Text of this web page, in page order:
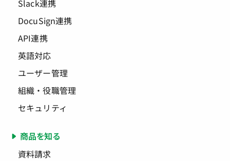
Slack連携
DocuSign連携
API連携
英語対応
ユーザー管理
組織・役職管理
セキュリティ
商品を知る
資料請求